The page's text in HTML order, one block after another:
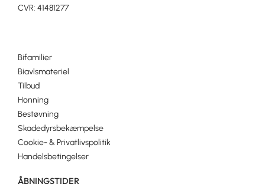
CVR: 41481277
Bifamilier
Biavlsmateriel
Tilbud
Honning
Bestøvning
Skadedyrsbekæmpelse
Cookie- & Privatlivspolitik
Handelsbetingelser
ÅBNINGSTIDER